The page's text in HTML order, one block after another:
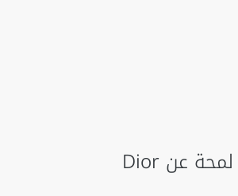
لمحة عن Dior